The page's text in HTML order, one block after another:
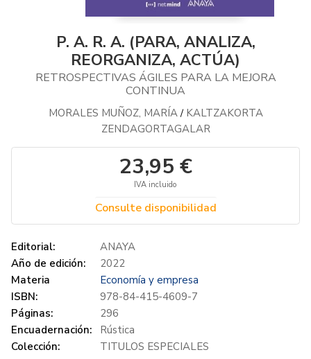
P. A. R. A. (PARA, ANALIZA,
REORGANIZA, ACTÚA)
RETROSPECTIVAS ÁGILES PARA LA MEJORA
CONTINUA
MORALES MUÑOZ, MARÍA/ KALTZAKORTA
ZENDAGORTAGALAR
23,95 €
IVA incluido
Consulte disponibilidad
Editorial:
ANAYA
Año de edición:
2022
Materia
Economía y empresa
ISBN:
978-84-415-4609-7
Páginas:
296
Encuadernación:
Rústica
Colección:
TITULOS ESPECIALES